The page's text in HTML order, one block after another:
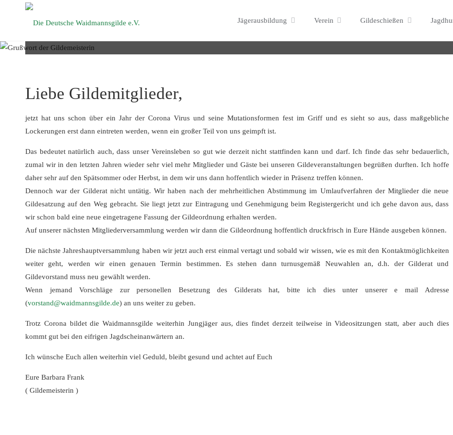
Jägerausbildung Verein Gildeschießen
Liebe Gildemitglieder,
jetzt hat uns schon über ein Jahr der Corona Virus und seine Mutationsformen fest im Griff und es sieht so aus, dass maßgebliche
Lockerungen erst dann eintreten werden, wenn ein großer Teil von uns geimpft ist.
Das bedeutet natürlich auch, dass unser Vereinsleben so gut wie derzeit nicht stattfinden kann und darf. Ich finde das sehr bedauerlich,
zumal wir in den letzten Jahren wieder sehr viel mehr Mitglieder und Gäste bei unseren Gildeveranstaltungen begrüßen durften. Ich hoffe
daher sehr auf den Spätsommer oder Herbst, in dem wir uns dann hoffentlich wieder in Präsenz treffen können.
Dennoch war der Gilderat nicht untätig. Wir haben nach der mehrheitlichen Abstimmung im Umlaufverfahren der Mitglieder die neue
Gildesatzung auf den Weg gebracht. Sie liegt jetzt zur Eintragung und Genehmigung beim Registergericht und ich gehe davon aus, dass
wir schon bald eine neue eingetragene Fassung der Gildeordnung erhalten werden.
Auf unserer nächsten Mitgliederversammlung werden wir dann die Gildeordnung hoffentlich druckfrisch in Eure Hände ausgeben können.
Die nächste Jahreshauptversammlung haben wir jetzt auch erst einmal vertagt und sobald wir wissen, wie es mit den Kontaktmöglichkeiten
weiter geht, werden wir einen genauen Termin bestimmen. Es stehen dann turnusgemäß Neuwahlen an, d.h. der Gilderat und
Gildevorstand muss neu gewählt werden.
Wenn jemand Vorschläge zur personellen Besetzung des Gilderats hat, bitte ich dies unter unserer e mail Adresse
(vorstand@waidmannsgilde.de) an uns weiter zu geben.
Trotz Corona bildet die Waidmannsgilde weiterhin Jungjäger aus, dies findet derzeit teilweise in Videositzungen statt, aber auch dies
kommt gut bei den eifrigen Jagdscheinanwärtern an.
Ich wünsche Euch allen weiterhin viel Geduld, bleibt gesund und achtet auf Euch
Eure Barbara Frank
( Gildemeisterin )